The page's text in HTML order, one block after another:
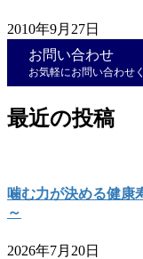
2010年9月27日
お問い合わせ
お気軽にお問い合わせ
最近の投稿
噛む力が決める健康
～
2026年7月20日